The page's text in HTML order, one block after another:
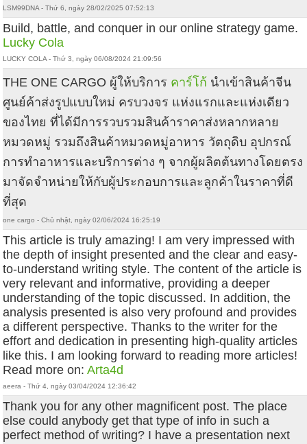
LSM99DNA - Thứ 6, ngày 28/02/2025 07:52:13
Build, battle, and conquer in our online strategy game.
Lucky Cola
LUCKY COLA - Thứ 3, ngày 06/08/2024 21:09:56
THE ONE CARGO ผู้ให้บริการ คาร์โก้ นำเข้าสินค้าจีน
ศูนย์ค้าส่งรูปแบบใหม่ ครบวงจร แห่งแรกและแห่งเดียว
ของไทย ที่ได้มีการรวบรวมสินค้าราคาส่งหลากหลาย
หมวดหมู่ รวมถึงสินค้าหมวดหมู่อาหาร วัตถุดิบ อุปกรณ์
การทำอาหารและบริการต่าง ๆ จากผู้ผลิตต้นทางโดยตรง
มาจัดจำหน่ายให้กับผู้ประกอบการและลูกค้าในราคาที่ดี
ที่สุด
one cargo - Chủ nhật, ngày 02/06/2024 16:25:19
This article is truly amazing! I am very impressed with
the depth of insight presented and the clear and easy-
to-understand writing style. The content of the article is
very relevant and informative, providing a deeper
understanding of the topic discussed. In addition, the
analysis presented is also very profound and provides
a different perspective. Thanks to the writer for the
effort and dedication in presenting high-quality articles
like this. I am looking forward to reading more articles!
Read more on:Arta4d
aeera - Thứ 4, ngày 03/04/2024 12:36:42
Thank you for any other magnificent post. The place
else could anybody get that type of info in such a
perfect method of writing? I have a presentation next